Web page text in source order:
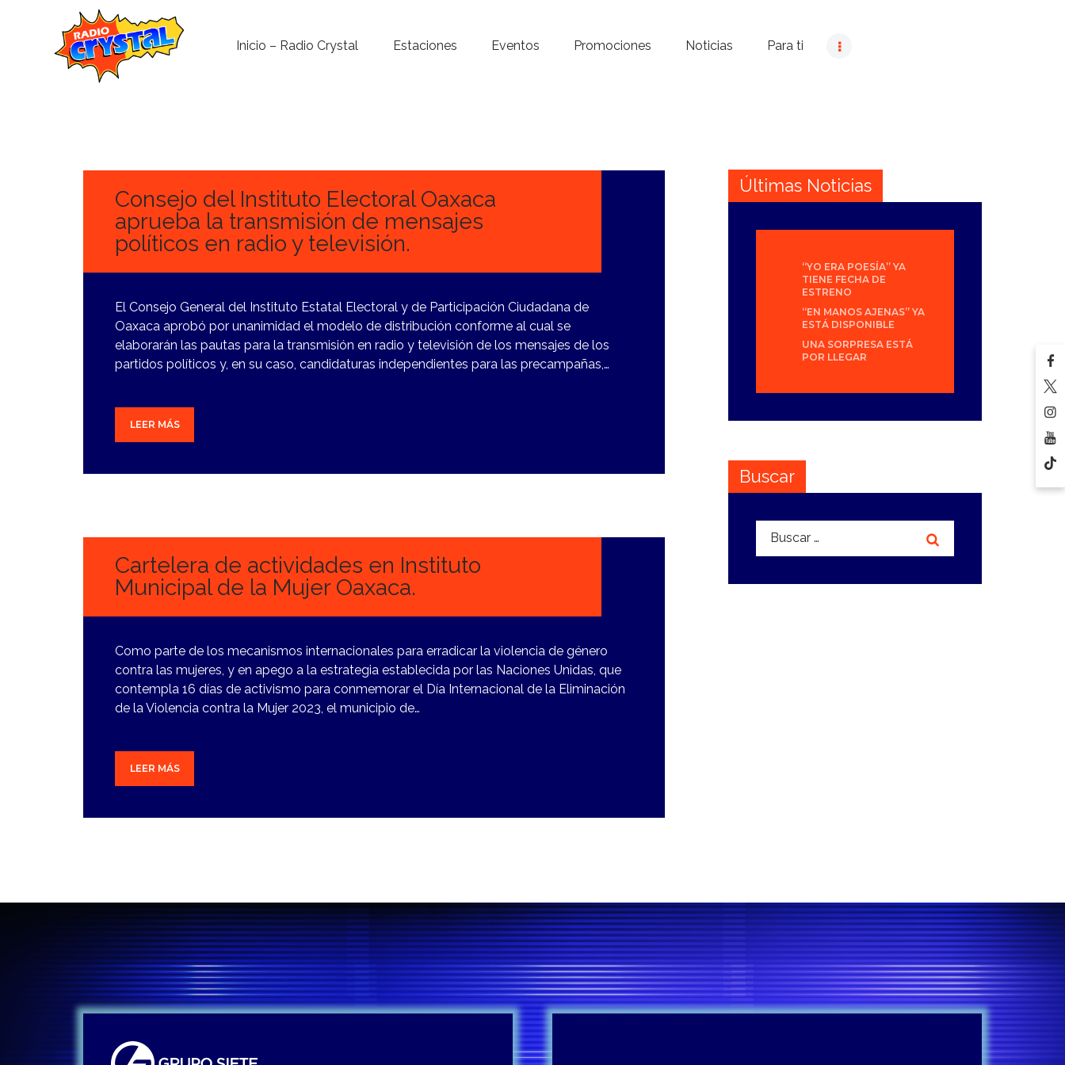
Inicio – Radio Crystal Estaciones Eventos Promociones Noticias Para ti
Noticias
Para ti
Contacto
Consejo del Instituto Electoral Oaxaca
aprueba la transmisión de mensajes
políticos en radio y televisión.
El Consejo General del Instituto Estatal Electoral y de Participación Ciudadana de
Oaxaca aprobó por unanimidad el modelo de distribución conforme al cual se
elaborarán las pautas para la transmisión en radio y televisión de los mensajes de los
partidos políticos y, en su caso, candidaturas independientes para las precampañas,…
LEER MÁS
Cartelera de actividades en Instituto
Municipal de la Mujer Oaxaca.
Como parte de los mecanismos internacionales para erradicar la violencia de género
contra las mujeres, y en apego a la estrategia establecida por las Naciones Unidas, que
contempla 16 días de activismo para conmemorar el Día Internacional de la Eliminación
de la Violencia contra la Mujer 2023, el municipio de…
LEER MÁS
Últimas Noticias
“YO ERA POESÍA” YA
TIENE FECHA DE
ESTRENO
“EN MANOS AJENAS” YA
ESTÁ DISPONIBLE
UNA SORPRESA ESTÁ
POR LLEGAR
Buscar
Buscar: